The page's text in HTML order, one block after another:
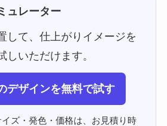
ュレーター
して、仕上がりイメージを
しいただけます。
デザインを無料で試す
ズ・発色・価格は、お見積り時